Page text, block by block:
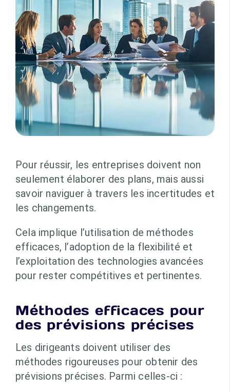
Pour réussir, les entreprises doivent non
seulement élaborer des plans, mais aussi
savoir naviguer à travers les incertitudes et
les changements.
Cela implique l’utilisation de méthodes
efficaces, l’adoption de la flexibilité et
l’exploitation des technologies avancées
pour rester compétitives et pertinentes.
Méthodes efficaces pour
des prévisions précises
Les dirigeants doivent utiliser des
méthodes rigoureuses pour obtenir des
prévisions précises. Parmi celles-ci :